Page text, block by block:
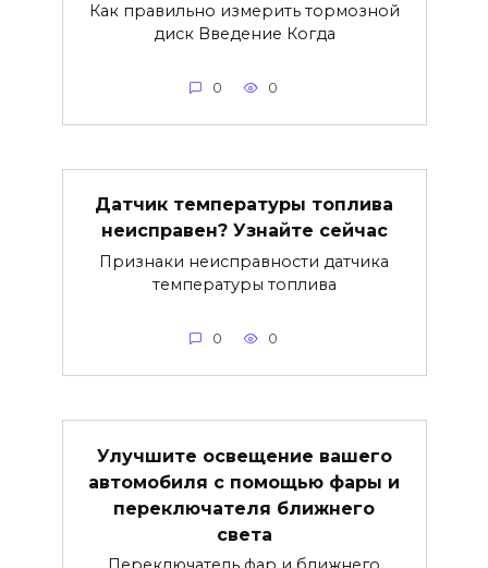
Как правильно измерить тормозной
диск Введение Когда
0 0
Датчик температуры топлива
неисправен? Узнайте сейчас
Признаки неисправности датчика
температуры топлива
0 0
Улучшите освещение вашего
автомобиля с помощью фары и
переключателя ближнего
света